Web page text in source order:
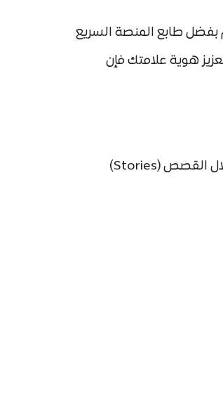
بفضل طابع المنصة السريع
هوية علامتك فإن
من أكثر التطبيقات استخدامًا بين فئة الشباب والمراهقين، كما أن طريقة عرض المحتوى فيها – من خلال القصص (Stories)